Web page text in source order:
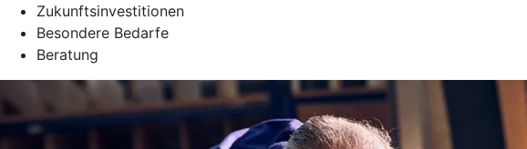
Zukunftsinvestitionen
Besondere Bedarfe
Beratung